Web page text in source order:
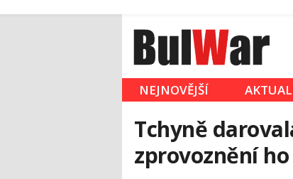
NEJNOVĚJŠÍ
Tchyně
zprovoznění